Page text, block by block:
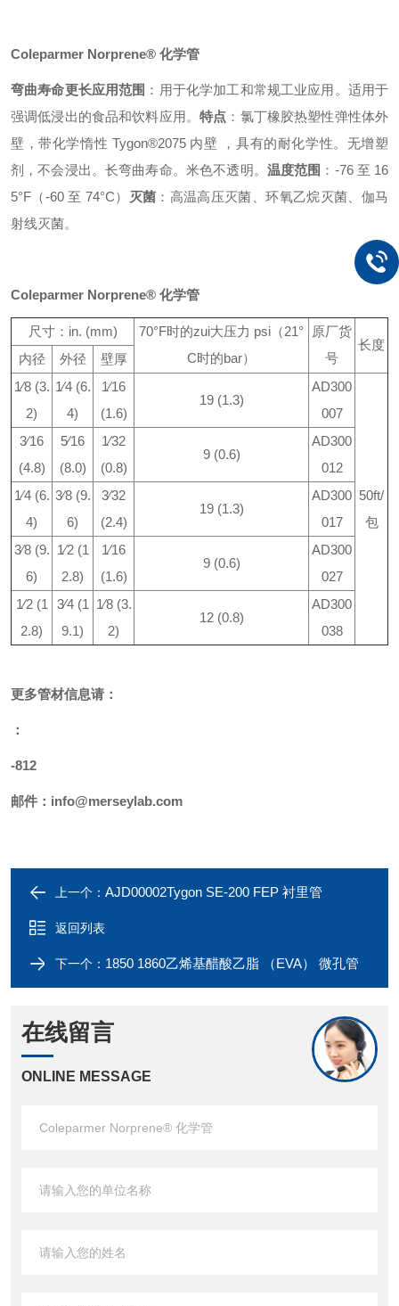
Coleparmer Norprene® 化学管
弯曲寿命更长应用范围 ：用于化学加工和常规工业应用。适用于
强调低浸出的食品和饮料应用。特点 ：氯丁橡胶热塑性弹性体外
壁，带化学惰性 Tygon®2075 内壁 ，具有的耐化学性。无增塑
剂，不会浸出。长弯曲寿命。米色不透明。 温度范围 ：-76 至 16
5°F（-60 至 74°C）
灭菌 ：高温高压灭菌、环氧乙烷灭菌、伽马
射线灭菌。
Coleparmer Norprene® 化学管
尺寸：in. (mm)
70°F时的zui大压力 psi（21°
C时的bar）
原厂货
号
长度
内径
外径
壁厚
1⁄8 (3.
2)
1⁄4 (6.
4)
1⁄16
(1.6)
19 (1.3)
AD300
007
50ft/
包
3⁄16
(4.8)
5⁄16
(8.0)
1⁄32
(0.8)
9 (0.6)
AD300
012
1⁄4 (6.
4)
3⁄8 (9.
6)
3⁄32
(2.4)
19 (1.3)
AD300
017
3⁄8 (9.
6)
1⁄2 (1
2.8)
1⁄16
(1.6)
9 (0.6)
AD300
027
1⁄2 (1
2.8)
3⁄4 (1
9.1)
1⁄8 (3.
2)
12 (0.8)
AD300
038
更多管材信息请：
：
-812
邮件： info@merseylab.com
上一个： AJD00002Tygon SE-200 FEP 衬里管
返回列表
下一个： 1850 1860乙烯基醋酸乙脂 （EVA） 微孔管
在线留言
ONLINE MESSAGE